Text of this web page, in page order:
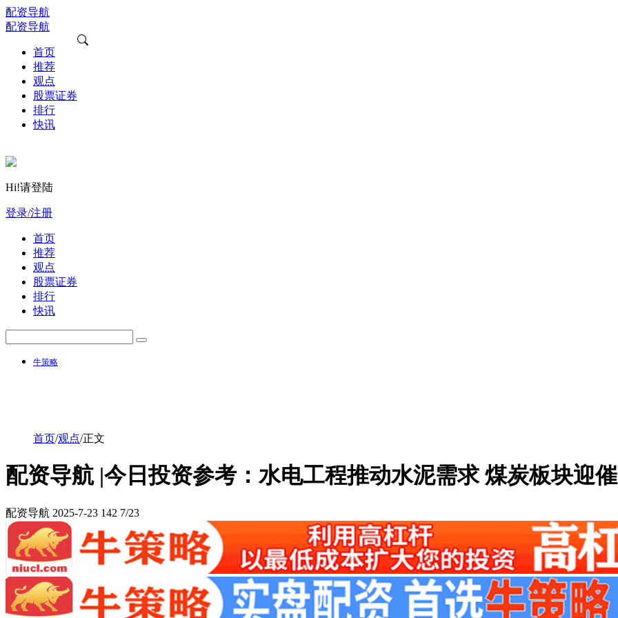
配资导航
配资导航
首页
推荐
观点
股票证券
排行
快讯
Hi!请登陆
登录/注册
首页
推荐
观点
股票证券
排行
快讯
牛策略
首页/观点/正文
配资导航 |今日投资参考：水电工程推动水泥需求 煤炭板块迎
配资导航 2025-7-23 142 7/23